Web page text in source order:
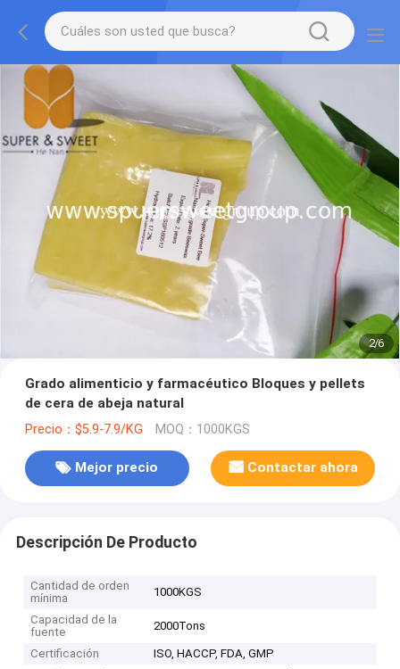
2/6
Grado alimenticio y farmacéutico Bloques y pellets
de cera de abeja natural
Precio：$5.9-7.9/KG MOQ：1000KGS
Mejor precio Contactar ahora
Descripción De Producto
Cantidad de orden
mínima
1000KGS
Capacidad de la
fuente
2000Tons
Certificación
ISO, HACCP, FDA, GMP